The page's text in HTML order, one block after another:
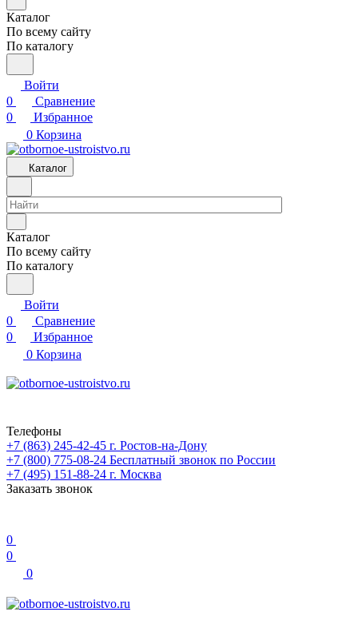
Каталог
По всему сайту
По каталогу
Войти
0
Сравнение
0
Избранное
0 Корзина
Каталог
Каталог
По всему сайту
По каталогу
Войти
0
Сравнение
0
Избранное
0 Корзина
Телефоны
+7 (863) 245-42-45 г. Ростов-на-Дону
+7 (800) 775-08-24 Бесплатный звонок по России
+7 (495) 151-88-24 г. Москва
Заказать звонок
0
0
0